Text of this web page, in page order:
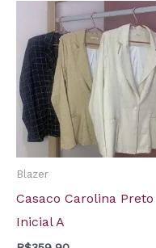
Blazer
Casaco Carolina Preto
Inicial A